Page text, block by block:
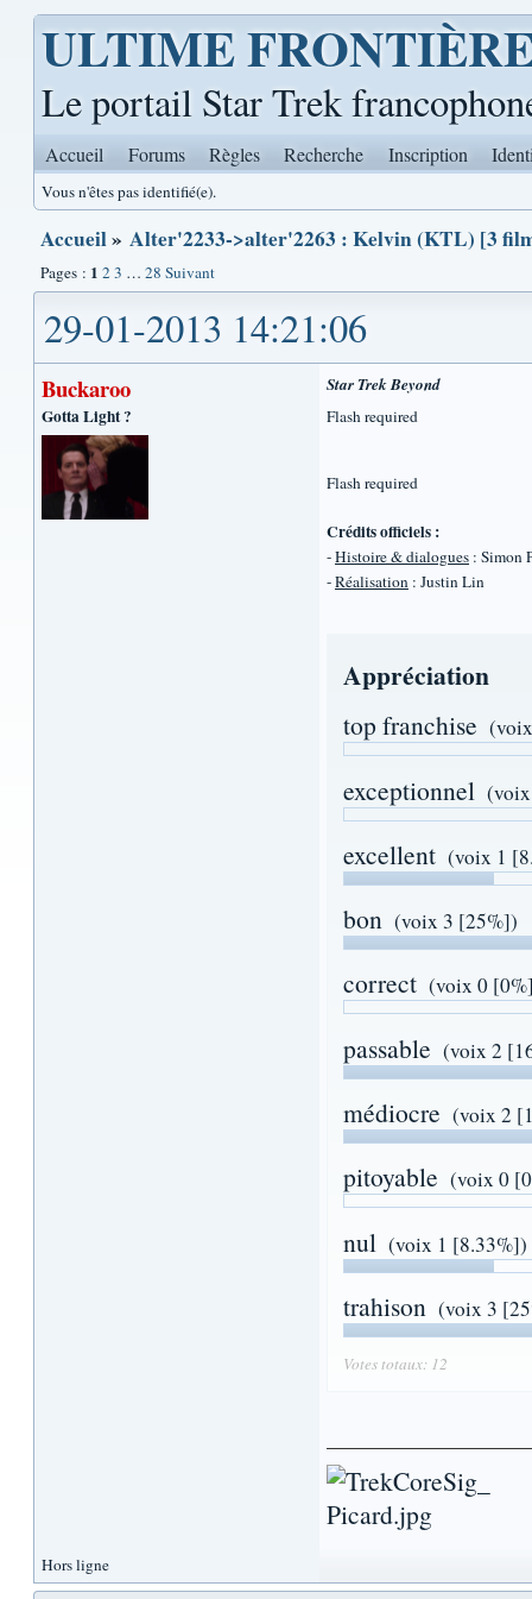
ULTIME
Le portail Star Trek
Accueil Forums Règles Recherche Inscription
Vous n'êtes pas identifié(e).
Accueil» Alter'2233->alter'2263 : Kelvin (KTL) [3
Pages : 1 23 … 28 Suivant
29-01-2013 14:21:06
Buckaroo
Gotta Light ?
Star Trek Beyond
Flash required
Flash required
Crédits officiels :
-Histoire & dialogues : Simon
-Réalisation : Justin Lin
Appréciation
top franchise
exceptionnel
excellent (voix 1
bon (voix 3 [25%])
correct (voix 0
passable (voix 2
médiocre (voix 2
pitoyable (voix 0
nul (voix 1 [8.33%])
trahison (voix 3
Votes totaux: 12
Hors ligne